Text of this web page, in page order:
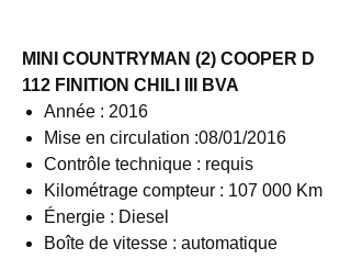
MINI COUNTRYMAN (2) COOPER D
112 FINITION CHILI III BVA
Année : 2016
Mise en circulation :08/01/2016
Contrôle technique : requis
Kilométrage compteur : 107 000 Km
Énergie : Diesel
Boîte de vitesse : automatique